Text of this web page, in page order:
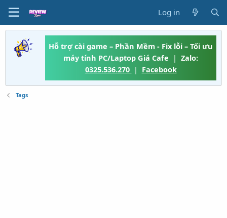
Log in
Hỗ trợ cài game – Phần Mềm - Fix lỗi – Tối ưu
máy tính PC/Laptop Giá Cafe | Zalo:
0325.536.270 | Facebook
Tags